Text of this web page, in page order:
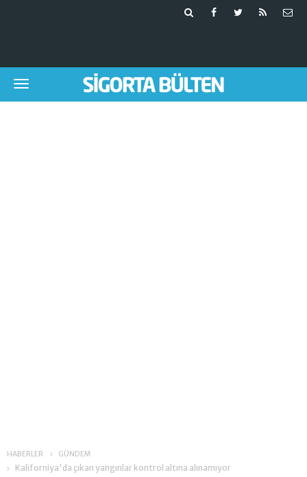
HABERLER GÜNDEM
Kaliforniya'da çıkan yangınlar kontrol altına alınamıyor